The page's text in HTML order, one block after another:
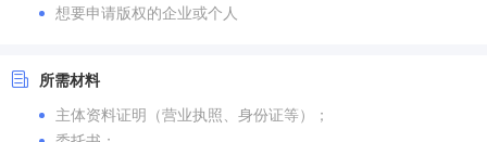
想要申请版权的企业或个人
所需材料
主体资料证明（营业执照、身份证等）；